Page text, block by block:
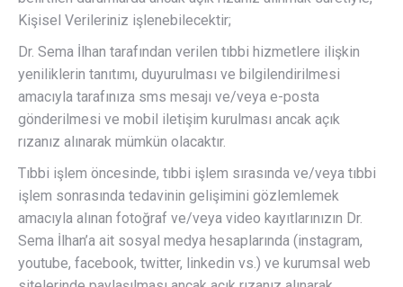
Kişisel Verileriniz işlenebilecektir;
Dr. Sema İlhan tarafından verilen tıbbi hizmetlere ilişkin
yeniliklerin tanıtımı, duyurulması ve bilgilendirilmesi
amacıyla tarafınıza sms mesajı ve/veya e-posta
gönderilmesi ve mobil iletişim kurulması ancak açık
rızanız alınarak mümkün olacaktır.
Tıbbi işlem öncesinde, tıbbi işlem sırasında ve/veya tıbbi
işlem sonrasında tedavinin gelişimini gözlemlemek
amacıyla alınan fotoğraf ve/veya video kayıtlarınızın Dr.
Sema İlhan’a ait sosyal medya hesaplarında (instagram,
youtube, facebook, twitter, linkedin vs.) ve kurumsal web